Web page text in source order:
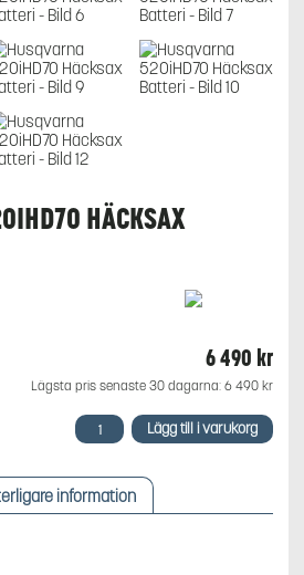
HÄCKSAX
6 490 kr
Lägsta pris senaste 30 dagarna: 6 490 kr
Husqvarna
520iHD70
Batteri
mängd
Lägg till i varukorg
information